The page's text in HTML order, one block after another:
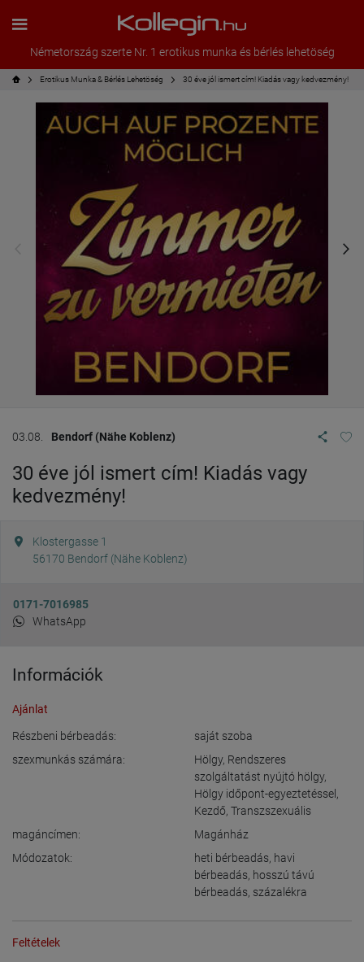
Németország szerte Nr. 1 erotikus munka és bérlés lehetöség
Erotikus Munka & Bérlés Lehetöség 30 éve jól ismert cím! Kiadás vagy kedvezmény!
03.08. Bendorf (Nähe Koblenz)
30 éve jól ismert cím! Kiadás vagy
kedvezmény!
Klostergasse 1
56170 Bendorf (Nähe Koblenz)
0171-7016985
WhatsApp
Információk
Ajánlat
Részbeni bérbeadás:
saját szoba
szexmunkás számára:
Hölgy, Rendszeres
szolgáltatást nyújtó hölgy,
Hölgy időpont-egyeztetéssel ,
Kezdő, Transzszexuális
magáncímen:
Magánház
Módozatok:
heti bérbeadás, havi
bérbeadás, hosszú távú
bérbeadás, százalékra
Feltételek